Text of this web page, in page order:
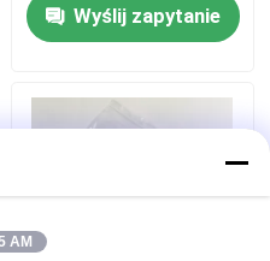
Wyślij zapytanie
AM